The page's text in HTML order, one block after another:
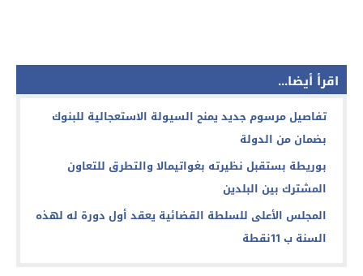
اقرأ أيضا...
تفاصيل مرسوم جديد يمنح السيولة الاستعجالية للبنوك
بضمان من الدولة
بوريطة بستقبل نظيرته بغواتيمالا والتطرق للتعاون
المشترك بين البلدين
المجلس الأعلى للسلطة القضائية يعقد أول دورة له لهذه
السنة ب 11نقطة